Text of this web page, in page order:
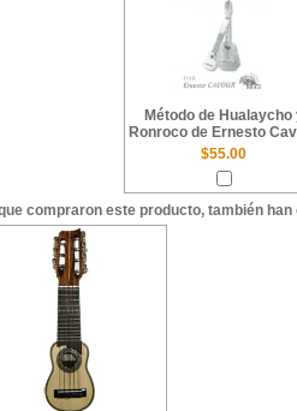
Método de Hualaycho
Ronroco de Ernesto
$55.00
compraron este producto, también han